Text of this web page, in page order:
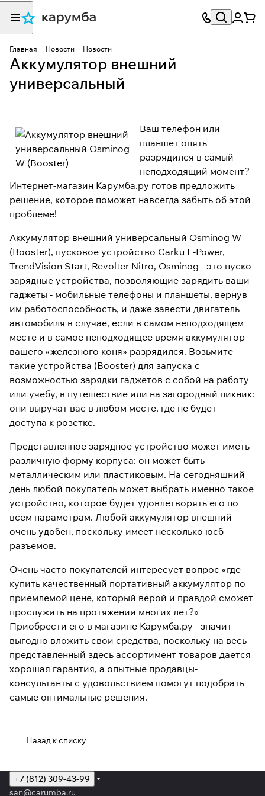
Главная Новости Новости
Аккумулятор внешний
универсальный
Ваш телефон или
планшет опять
разрядился в самый
неподходящий момент?
Интернет-магазин Карумба.ру готов предложить
решение, которое поможет навсегда забыть об этой
проблеме!
Аккумулятор внешний универсальный Osminog W
(Booster), пусковое устройство Carku E-Power,
TrendVision Start, Revolter Nitro, Osminog - это пуско-
зарядные устройства, позволяющие зарядить ваши
гаджеты - мобильные телефоны и планшеты, вернув
им работоспособность, и даже завести двигатель
автомобиля в случае, если в самом неподходящем
месте и в самое неподходящее время аккумулятор
вашего «железного коня» разрядился. Возьмите
такие устройства (Booster) для запуска с
возможностью зарядки гаджетов с собой на работу
или учебу, в путешествие или на загородный пикник:
они выручат вас в любом месте, где не будет
доступа к розетке.
Представленное зарядное устройство может иметь
различную форму корпуса: он может быть
металлическим или пластиковым. На сегодняшний
день любой покупатель может выбрать именно такое
устройство, которое будет удовлетворять его по
всем параметрам. Любой аккумулятор внешний
очень удобен, поскольку имеет несколько юсб-
разъемов.
Очень часто покупателей интересует вопрос «где
купить качественный портативный аккумулятор по
приемлемой цене, который верой и правдой сможет
прослужить на протяжении многих лет?»
Приобрести его в магазине Карумба.ру - значит
выгодно вложить свои средства, поскольку на весь
представленный здесь ассортимент товаров дается
хорошая гарантия, а опытные продавцы-
консультанты с удовольствием помогут подобрать
самые оптимальные решения.
Назад к списку
+7 (812) 309-43-99
san@carumba.ru